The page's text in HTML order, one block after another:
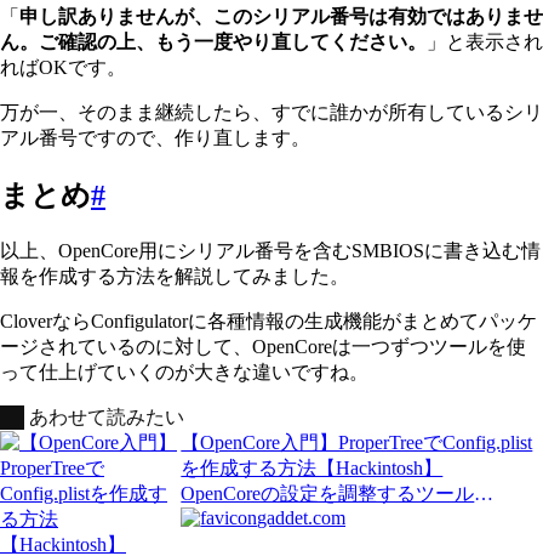
「 申し訳ありませんが、このシリアル番号は有効ではありませ
ん。ご確認の上、もう一度やり直してください。
」と表示され
ればOKです。
万が一、そのまま継続したら、すでに誰かが所有しているシリ
アル番号ですので、作り直します。
まとめ#
以上、OpenCore用にシリアル番号を含むSMBIOSに書き込む情
報を作成する方法を解説してみました。
CloverならConfigulatorに各種情報の生成機能がまとめてパッケ
ージされているのに対して、OpenCoreは一つずつツールを使
って仕上げていくのが大きな違いですね。
あわせて読みたい
【OpenCore入門】ProperTreeでConfig.plist
を作成する方法【Hackintosh】
OpenCoreの設定を調整するツール
CaseMODしたPowerMac i7に最新ブートロ
gaddet.com